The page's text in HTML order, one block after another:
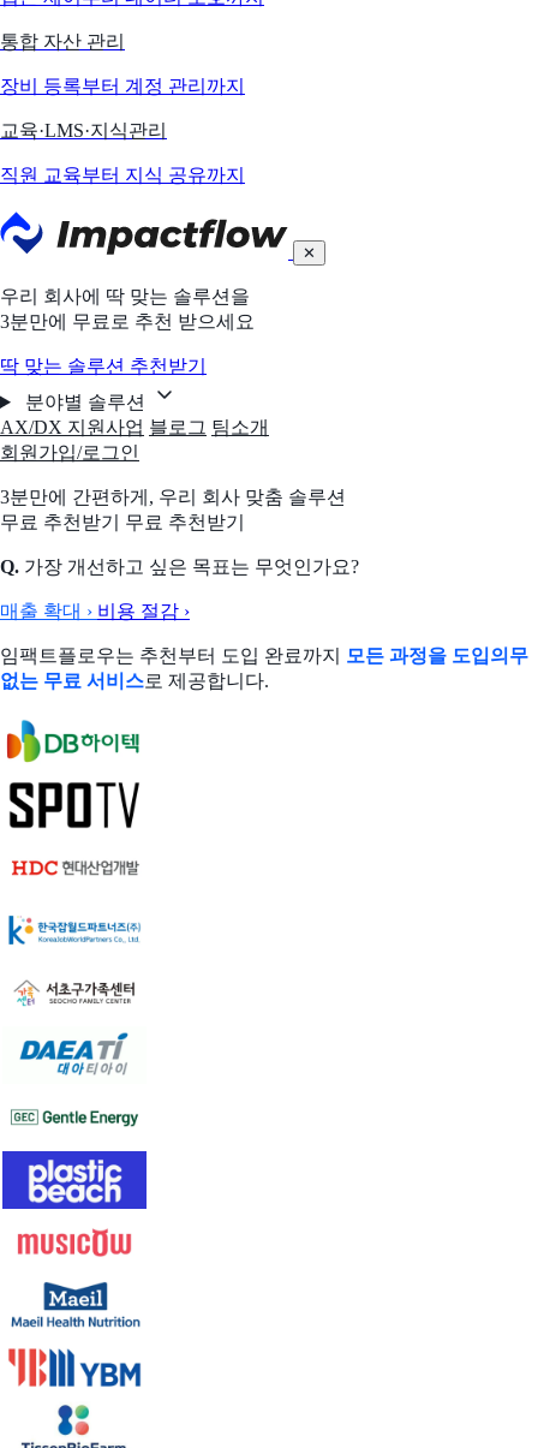
통합 자산 관리
장비 등록부터 계정 관리까지
교육·LMS·지식관리
직원 교육부터 지식 공유까지
✕
우리 회사에 딱 맞는 솔루션을
3분만에 무료로 추천 받으세요
딱 맞는 솔루션 추천받기
분야별 솔루션
AX/DX 지원사업 블로그 팀소개
회원가입/로그인
3분만에 간편하게, 우리 회사 맞춤 솔루션
무료 추천받기
무료 추천받기
Q. 가장 개선하고 싶은 목표는 무엇인가요?
매출 확대 › 비용 절감 ›
임팩트플로우는 추천부터 도입 완료까지 모든 과정을 도입의무
없는 무료 서비스로 제공합니다.